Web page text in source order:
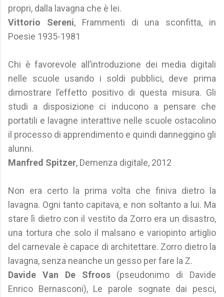
propri, dalla lavagna che è lei.
Vittorio Sereni, Frammenti di una sconfitta, in
Poesie 1935-1981
Chi è favorevole all’introduzione dei media digitali
nelle scuole usando i soldi pubblici, deve prima
dimostrare l’effetto positivo di questa misura. Gli
studi a disposizione ci inducono a pensare che
portatili e lavagne interattive nelle scuole ostacolino
il processo di apprendimento e quindi danneggino gli
alunni.
Manfred Spitzer, Demenza digitale, 2012
Non era certo la prima volta che finiva dietro la
lavagna. Ogni tanto capitava, e non soltanto a lui. Ma
stare lì dietro con il vestito da Zorro era un disastro,
una tortura che solo il malsano e variopinto artiglio
del carnevale è capace di architettare. Zorro dietro la
lavagna, senza neanche un gesso per fare la Z.
Davide Van De Sfroos(pseudonimo di Davide
Enrico Bernasconi), Le parole sognate dai pesci,